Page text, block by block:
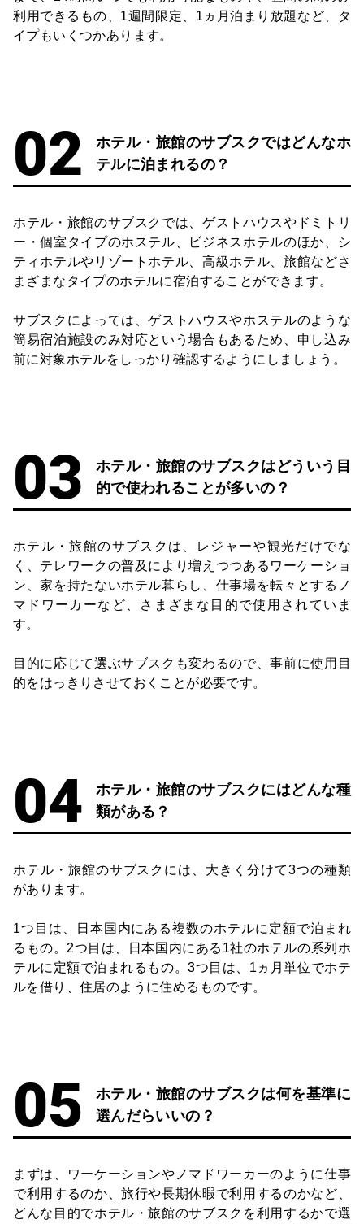
利用できるもの、1週間限定、1ヵ月泊まり放題など、タ
イプもいくつかあります。
ホテル・旅館のサブスクではどんなホ
テルに泊まれるの？
ホテル・旅館のサブスクでは、ゲストハウスやドミトリ
ー・個室タイプのホステル、ビジネスホテルのほか、シ
ティホテルやリゾートホテル、高級ホテル、旅館などさ
まざまなタイプのホテルに宿泊することができます。
サブスクによっては、ゲストハウスやホステルのような
簡易宿泊施設のみ対応という場合もあるため、申し込み
前に対象ホテルをしっかり確認するようにしましょう。
ホテル・旅館のサブスクはどういう目
的で使われることが多いの？
ホテル・旅館のサブスクは、レジャーや観光だけでな
く、テレワークの普及により増えつつあるワーケーショ
ン、家を持たないホテル暮らし、仕事場を転々とするノ
マドワーカーなど、さまざまな目的で使用されていま
す。
目的に応じて選ぶサブスクも変わるので、事前に使用目
的をはっきりさせておくことが必要です。
ホテル・旅館のサブスクにはどんな種
類がある？
ホテル・旅館のサブスクには、大きく分けて3つの種類
があります。
1つ目は、日本国内にある複数のホテルに定額で泊まれ
るもの。2つ目は、日本国内にある1社のホテルの系列ホ
テルに定額で泊まれるもの。3つ目は、1ヵ月単位でホテ
ルを借り、住居のように住めるものです。
ホテル・旅館のサブスクは何を基準に
選んだらいいの？
まずは、ワーケーションやノマドワーカーのように仕事
で利用するのか、旅行や長期休暇で利用するのかなど、
どんな目的でホテル・旅館のサブスクを利用するかで選